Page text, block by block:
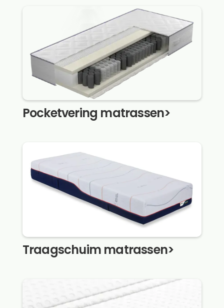
Pocketvering matrassen>
Traagschuim matrassen>